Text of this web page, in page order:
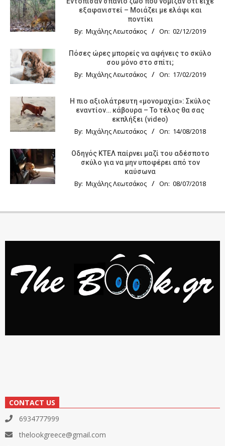
εξαφανιστεί – Μοιάζει με ελάφι και
ποντίκι
By: Μιχάλης Λεωτσάκος On: 02/12/2019
Πόσες ώρες μπορείς να αφήνεις το σκύλο
σου μόνο στο σπίτι;
By: Μιχάλης Λεωτσάκος On: 17/02/2019
Η πιο αξιολάτρευτη «μονομαχία»: Σκύλος
εναντίον… κάβουρα – Το τέλος θα σας
εκπλήξει (video)
By: Μιχάλης Λεωτσάκος On: 14/08/2018
Οδηγός KTΕΛ παίρνει μαζί του αδέσποτο
σκύλο για να μην υποφέρει από τον
καύσωνα
By: Μιχάλης Λεωτσάκος On: 08/07/2018
CONTACT US
6934777999
thelookgreece@gmail.com